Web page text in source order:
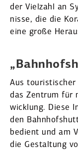
der Vielzahl an
nisse, die die
eine große
Aus
das Zentrum für
wicklung. Diese
den
bedient und am
die Gestaltung